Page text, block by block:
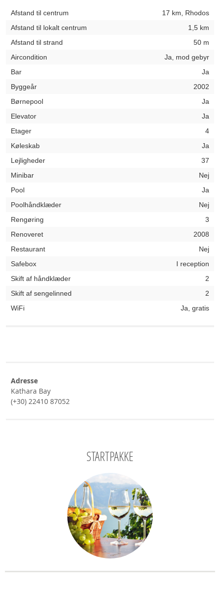
Afstand til centrum
17 km, Rhodos
Afstand til lokalt centrum
1,5 km
Afstand til strand
50 m
Aircondition
Ja, mod gebyr
Bar
Ja
Byggeår
2002
Børnepool
Ja
Elevator
Ja
Etager
4
Køleskab
Ja
Lejligheder
37
Minibar
Nej
Pool
Ja
Poolhåndklæder
Nej
Rengøring
3
Renoveret
2008
Restaurant
Nej
Safebox
I reception
Skift af håndklæder
2
Skift af sengelinned
2
WiFi
Ja, gratis
Adresse
Kathara Bay
(+30) 22410 87052
STARTPAKKE